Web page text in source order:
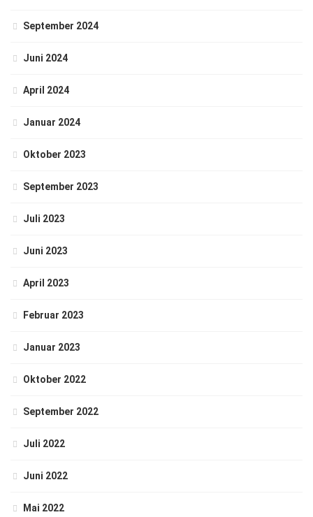
September 2024
Juni 2024
April 2024
Januar 2024
Oktober 2023
September 2023
Juli 2023
Juni 2023
April 2023
Februar 2023
Januar 2023
Oktober 2022
September 2022
Juli 2022
Juni 2022
Mai 2022